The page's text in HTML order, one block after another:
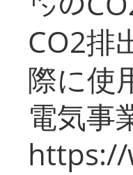
CO2排
際に使
電気事